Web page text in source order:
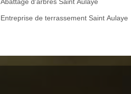
Entreprise de terrassement Saint Aulaye